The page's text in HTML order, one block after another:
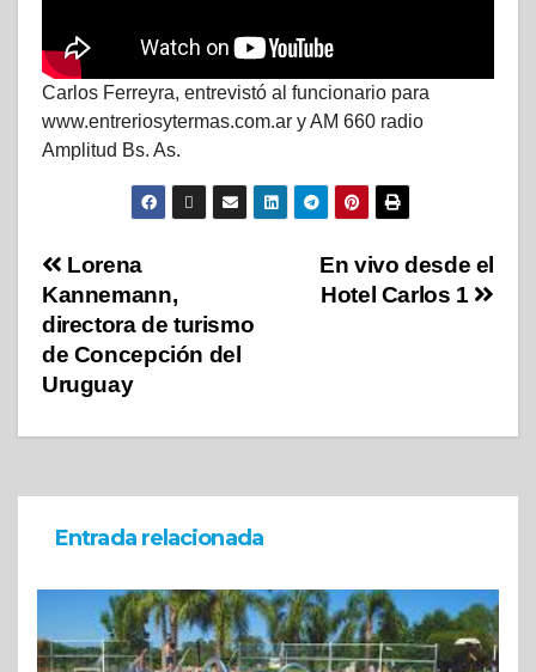
Carlos Ferreyra, entrevistó al funcionario para
www.entreriosytermas.com.ar y AM 660 radio
Amplitud Bs. As.
En vivo desde el
Hotel Carlos 1
Lorena
Kannemann,
directora de turismo
de Concepción del
Uruguay
Entrada relacionada